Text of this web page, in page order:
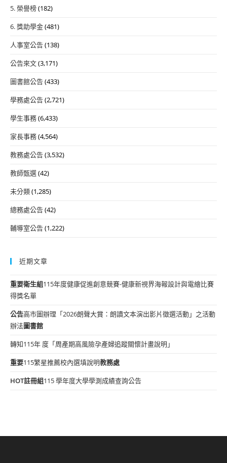
5. 榮譽榜(182)
6. 獎助學金(481)
人事室公告(138)
公告來文(3,171)
圖書館公告(433)
學務處公告(2,721)
學生事務(6,433)
家長事務(4,564)
教務處公告(3,532)
教師甄選(42)
未分類(1,285)
總務處公告(42)
輔導室公告(1,222)
近期文章
重要衛生組115年度健康促進創意競賽-健康新視界海報設計與電繪比賽
得獎名單
公告高市圖辦理「2026朗聲大賞：朗讀文本演出影片徵選活動」之活動
辦法圖書館
轉知115年 度「周產期高風險孕產婦追蹤關懷計畫說明」
重要115繁星推薦校內選填說明教務處
HOT註冊組115 學年度大學學測成績查詢公告